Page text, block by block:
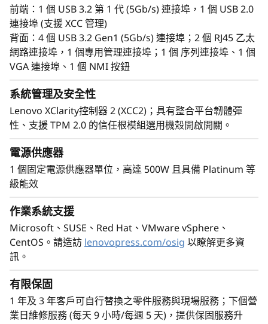
高效節能 $ 功能強大
ThinkSystem ST50 V3 結合了最新技術和能源效
率。支援最新的 DDR5 記憶體、第 5 代 PCIe 以及
多達 8C 效能，其中 TDP 不會超過 95W。
ThinkSystem ST50 V3 具備白金級電源供應選項，
符合 Energy Star 4.0 標準。
前端：1 個 USB 3.2 第 1 代 (5Gb/s) 連接埠，1 個 USB 2.0
連接埠 (支援 XCC 管理)
背面：4 個 USB 3.2 Gen1 (5Gb/s) 連接埠；2 個 RJ45 乙太
網路連接埠，1 個專用管理連接埠；1 個 序列連接埠、1 個
VGA 連接埠、1 個 NMI 按鈕
系統管理及安全性
Lenovo XClarity控制器 2 (XCC2)；具有整合平台韌體彈
性、支援 TPM 2.0 的信任根模組選用機殼開啟開關。
電源供應器
1 個固定電源供應器單位，高達 500W 且具備 Platinum 等
級能效
作業系統支援
Microsoft、SUSE、Red Hat、VMware vSphere、
CentOS。請造訪 lenovopress.com/osig 以瞭解更多資
訊。
有限保固
1 年及 3 年客戶可自行替換之零件服務與現場服務；下個營
業日維修服務 (每天 9 小時/每週 5 天)，提供保固服務升